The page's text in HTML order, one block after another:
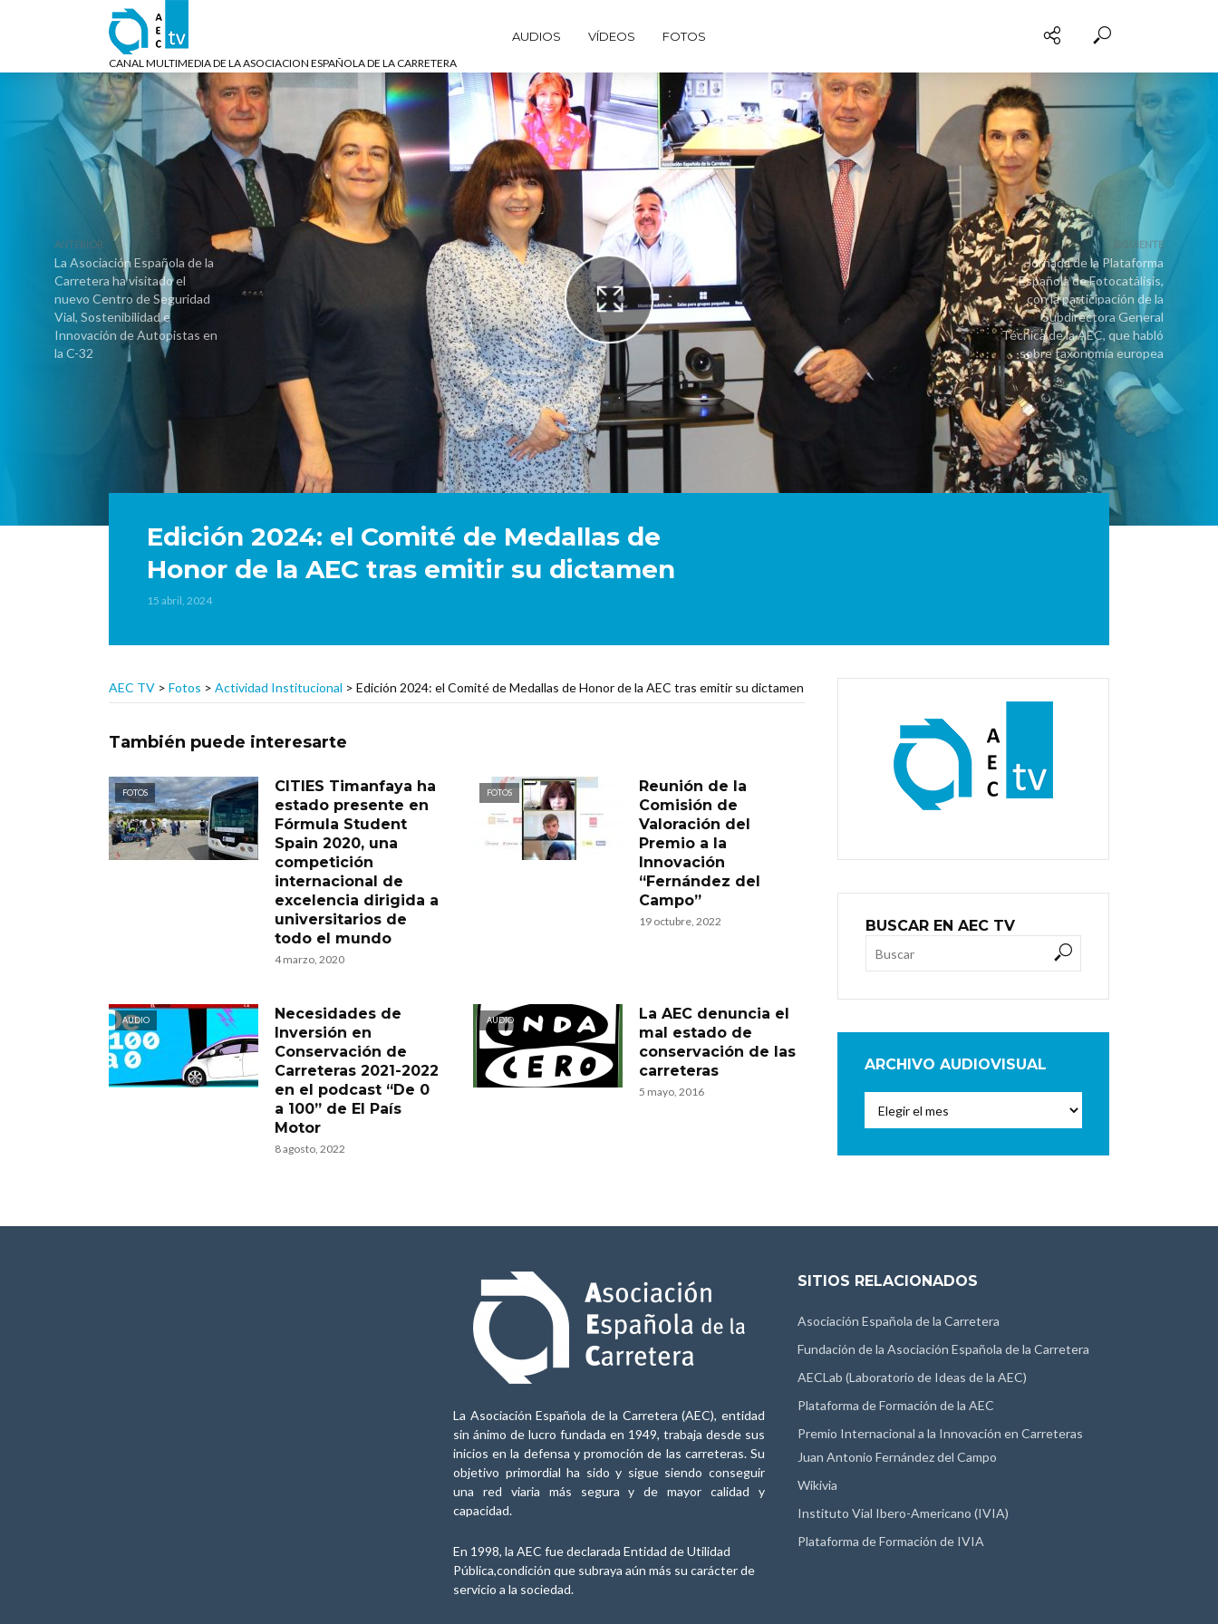
CANAL MULTIMEDIA DE LA ASOCIACION ESPAÑOLA DE LA CARRETERA
AUDIOS VÍDEOS FOTOS
ANTERIOR
La Asociación Española de la
Carretera ha visitado el
nuevo Centro de Seguridad
Vial, Sostenibilidad e
Innovación de Autopistas en
la C-32
SIGUIENTE
Jornada de la Plataforma
Española de Fotocatálisis,
con la participación de la
Subdirectora General
Técnica de la AEC, que habló
sobre taxonomía europea
Edición 2024: el Comité de Medallas de
Honor de la AEC tras emitir su dictamen
15 abril, 2024
AEC TV > Fotos > Actividad Institucional > Edición 2024: el Comité de Medallas de Honor de la AEC tras emitir su dictamen
También puede interesarte
FOTOS
CITIES Timanfaya ha
estado presente en
Fórmula Student
Spain 2020, una
competición
internacional de
excelencia dirigida a
universitarios de
todo el mundo
4 marzo, 2020
FOTOS
Reunión de la
Comisión de
Valoración del
Premio a la
Innovación
“Fernández del
Campo”
19 octubre, 2022
AUDIO
Necesidades de
Inversión en
Conservación de
Carreteras 2021-2022
en el podcast “De 0
a 100” de El País
Motor
8 agosto, 2022
AUDIO
La AEC denuncia el
mal estado de
conservación de las
carreteras
5 mayo, 2016
BUSCAR EN AEC TV
ARCHIVO AUDIOVISUAL
Audiovisual
La Asociación Española de la Carretera (AEC), entidad
sin ánimo de lucro fundada en 1949, trabaja desde sus
inicios en la defensa y promoción de las carreteras. Su
objetivo primordial ha sido y sigue siendo conseguir
una red viaria más segura y de mayor calidad y
capacidad.
En 1998, la AEC fue declarada Entidad de Utilidad
Pública,condición que subraya aún más su carácter de
servicio a la sociedad.
SITIOS RELACIONADOS
Asociación Española de la Carretera
Fundación de la Asociación Española de la Carretera
AECLab (Laboratorio de Ideas de la AEC)
Plataforma de Formación de la AEC
Premio Internacional a la Innovación en Carreteras
Juan Antonio Fernández del Campo
Wikivia
Instituto Vial Ibero-Americano (IVIA)
Plataforma de Formación de IVIA